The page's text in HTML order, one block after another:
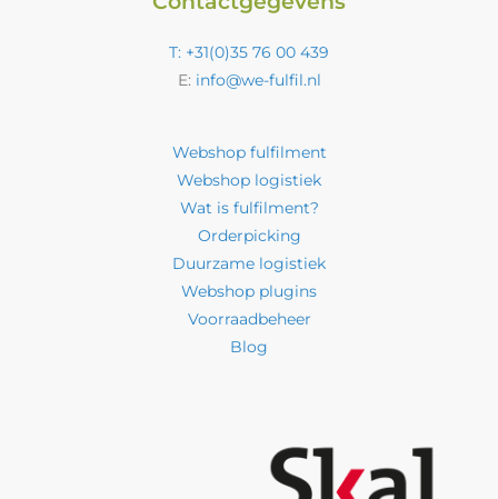
T: +31(0)35 76 00 439
E: info@we-fulfil.nl
Webshop fulfilment
Webshop logistiek
Wat is fulfilment?
Orderpicking
Duurzame logistiek
Webshop plugins
Voorraadbeheer
Blog